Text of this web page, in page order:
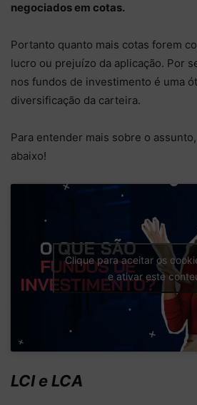
negociados em cotas.
Portanto quanto mais cotas forem
lucro ou prejuízo da aplicação. Por
nos fundos de investimento é uma
diversificação da carteira.
Para entender mais sobre o
abaixo!
Clique para aceitar os
e ativar este
LCI e LCA